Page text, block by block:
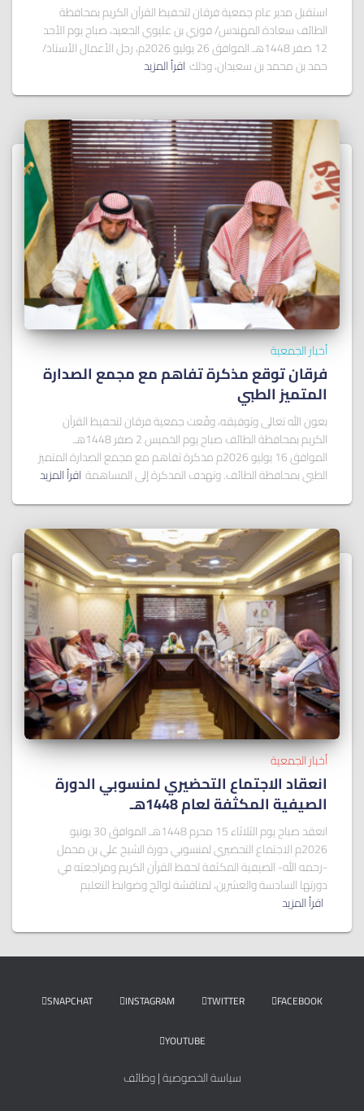
استقبل مدير عام جمعية فرقان لتحفيظ القرآن الكريم بمحافظة
الطائف سعادة المهندس/ فوزي بن عليوي الجعيد، صباح يوم الأحد
12 صفر 1448هـ الموافق 26 يوليو 2026م، رجل الأعمال الأستاذ/
حمد بن محمد بن سعيدان، وذلك اقرأ المزيد
أخبار الجمعية
فرقان توقع مذكرة تفاهم مع مجمع الصدارة
المتميز الطبي
بعون الله تعالى وتوفيقه، وقّعت جمعية فرقان لتحفيظ القرآن
الكريم بمحافظة الطائف صباح يوم الخميس 2 صفر 1448هـ
الموافق 16 يوليو 2026م مذكرة تفاهم مع مجمع الصدارة المتميز
الطبي بمحافظة الطائف. وتهدف المذكرة إلى المساهمة اقرأ المزيد
أخبار الجمعية
انعقاد الاجتماع التحضيري لمنسوبي الدورة
الصيفية المكثفة لعام 1448هـ
انعقد صباح يوم الثلاثاء 15 محرم 1448هـ الموافق 30 يونيو
2026م الاجتماع التحضيري لمنسوبي دورة الشيخ علي بن محمل
-رحمه الله- الصيفية المكثفة لحفظ القرآن الكريم ومراجعته في
دورتها السادسة والعشرين، لمناقشة لوائح وضوابط التعليم
اقرأ المزيد
FACEBOOK
TWITTER
INSTAGRAM
SNAPCHAT
YOUTUBE
سياسة الخصوصية|وظائف